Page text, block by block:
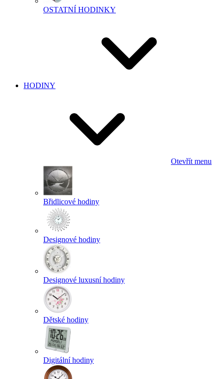
OSTATNÍ HODINKY
HODINY
Otevřít menu
Břidlicové hodiny
Designové hodiny
Designové luxusní hodiny
Dětské hodiny
Digitální hodiny